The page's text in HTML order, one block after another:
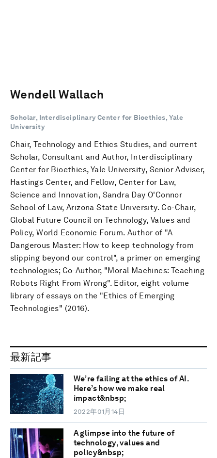
Wendell Wallach
Scholar, Interdisciplinary Center for Bioethics, Yale
University
Chair, Technology and Ethics Studies, and current
Scholar, Consultant and Author, Interdisciplinary
Center for Bioethics, Yale University, Senior Adviser,
Hastings Center, and Fellow, Center for Law,
Science and Innovation, Sandra Day O'Connor
School of Law, Arizona State University. Co-Chair,
Global Future Council on Technology, Values and
Policy, World Economic Forum. Author of "A
Dangerous Master: How to keep technology from
slipping beyond our control", a primer on emerging
technologies; Co-Author, "Moral Machines: Teaching
Robots Right From Wrong". Editor, eight volume
library of essays on the "Ethics of Emerging
Technologies" (2016).
最新記事
We’re failing at the ethics of AI.
Here’s how we make real
impact&nbsp;
2022年01月14日
A glimpse into the future of
technology, values and
policy&nbsp;